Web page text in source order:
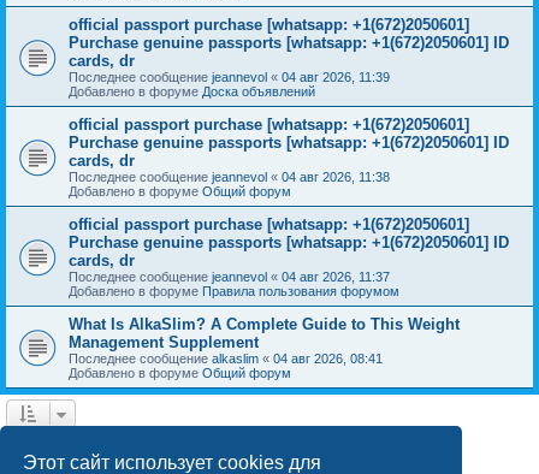
Этот сайт использует cookies для
official passport purchase [whatsapp: +1(672)2050601]
Purchase genuine passports [whatsapp: +1(672)2050601] ID
cards, dr
Последнее сообщение jeannevol « 04 авг 2026, 11:39
Добавлено в форуме Доска объявлений
official passport purchase [whatsapp: +1(672)2050601]
Purchase genuine passports [whatsapp: +1(672)2050601] ID
cards, dr
Последнее сообщение jeannevol « 04 авг 2026, 11:38
Добавлено в форуме Общий форум
official passport purchase [whatsapp: +1(672)2050601]
Purchase genuine passports [whatsapp: +1(672)2050601] ID
cards, dr
Последнее сообщение jeannevol « 04 авг 2026, 11:37
Добавлено в форуме Правила пользования форумом
What Is AlkaSlim? A Complete Guide to This Weight
Management Supplement
Последнее сообщение alkaslim « 04 авг 2026, 08:41
Добавлено в форуме Общий форум